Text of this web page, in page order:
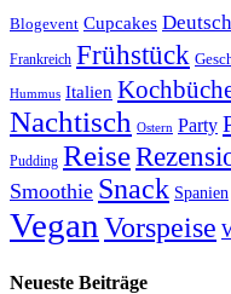
Blogevent Cupcakes
Frankreich Frühstück
Hummus Italien
Nachtisch Ostern Party
Pudding Reise
Smoothie Snack Spanien
Vegan Vorspeise
Neueste Beiträge